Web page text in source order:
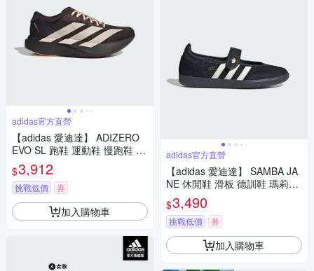
adidas官方直營
【adidas 愛迪達】 ADIZERO
EVO SL 跑鞋 運動鞋 慢跑鞋 女
鞋 KK1952
$3,912
挑戰低價 券
加入購物車
adidas官方直營
【adidas 愛迪達】 SAMBA JA
NE 休閒鞋 滑板 德訓鞋 瑪莉珍
鞋 復古 女鞋 - Originals LA683
0
$3,490
挑戰低價 券
加入購物車